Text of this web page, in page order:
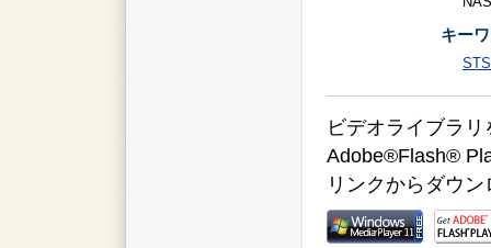
キー
ビデオライブラ
Adobe®Flash®
リンクからダウ